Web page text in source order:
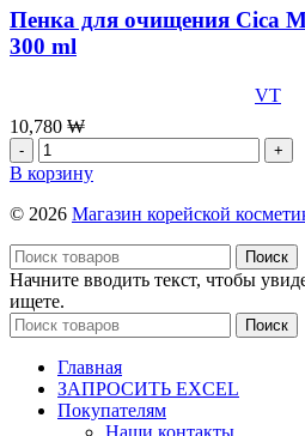
губ
Sulwhasoo
Perfecting
No.
9460
|
Berry,
3
Пенка для очищения Cica
300 ml
VT
10,780 ₩
Количество
товара
Пенка
для
Cica
Mild
Foam
Cleanser
-
300
ml
В корзину
© 2026 Магазин корейской
Поиск
Начните вводить текст, чтобы
ищете.
Поиск
Главная
ЗАПРОСИТЬ EXCEL
Покупателям
Наши контакты